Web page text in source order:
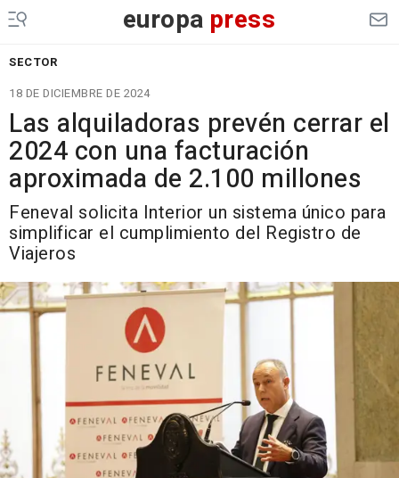
europa press
SECTOR
18 DE DICIEMBRE DE 2024
Las alquiladoras prevén cerrar el
2024 con una facturación
aproximada de 2.100 millones
Feneval solicita Interior un sistema único para
simplificar el cumplimiento del Registro de
Viajeros